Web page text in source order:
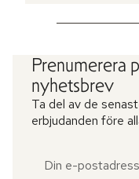
Prenumerera
nyhetsbrev
Ta del av de
erbjudanden före